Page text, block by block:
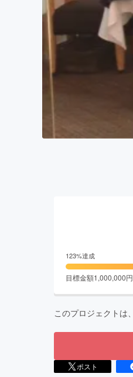
123%達成
目標金額1,000,000円
このプロジェクトは、
ポスト